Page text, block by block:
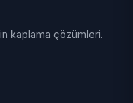
kaplama çözümleri.